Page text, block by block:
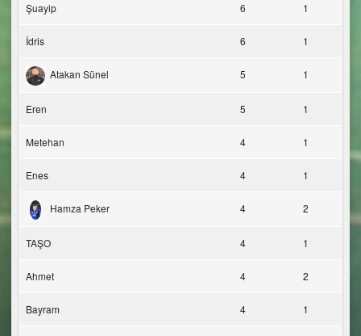
Şuayip 6 1
İdris 6 1
Atakan Sünel 5 1
Eren 5 1
Metehan 4 1
Enes 4 1
Hamza Peker 4 2
TAŞO 4 1
Ahmet 4 2
Bayram 4 1